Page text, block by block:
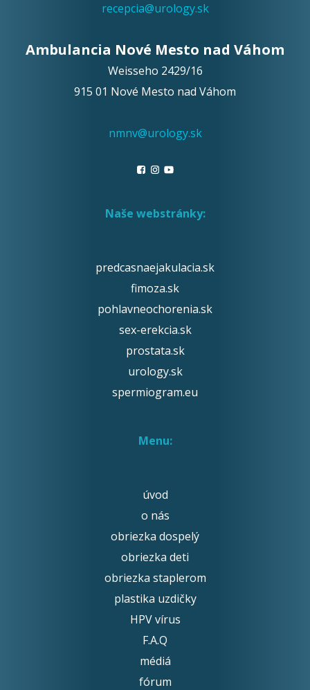
recepcia@urology.sk
Ambulancia Nové Mesto nad Váhom
Weisseho 2429/16
915 01 Nové Mesto nad Váhom
nmnv@urology.sk
Naše webstránky:
predcasnaejakulacia.sk
fimoza.sk
pohlavneochorenia.sk
sex-erekcia.sk
prostata.sk
urology.sk
spermiogram.eu
Menu:
úvod
o nás
obriezka dospelý
obriezka deti
obriezka staplerom
plastika uzdičky
HPV vírus
F.A.Q
médiá
fórum